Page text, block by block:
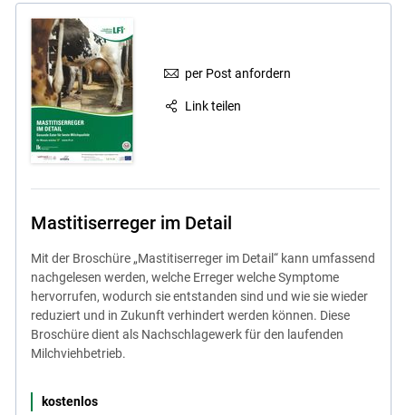
per Post anfordern
Link teilen
Mastitiserreger im Detail
Mit der Broschüre „Mastitiserreger im Detail“ kann umfassend
nachgelesen werden, welche Erreger welche Symptome
hervorrufen, wodurch sie entstanden sind und wie sie wieder
reduziert und in Zukunft verhindert werden können. Diese
Broschüre dient als Nachschlagewerk für den laufenden
Milchviehbetrieb.
kostenlos